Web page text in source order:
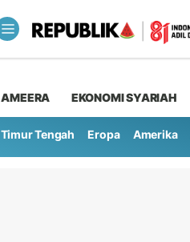
AMEERA EKONOMI SYARIAH
Timur Tengah Eropa Amerika